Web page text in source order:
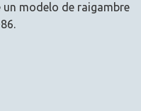
modelo de raigambre